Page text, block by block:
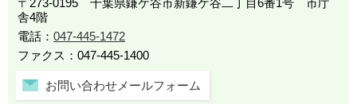
舎4階
電話： 047-445-1472
ファクス：047-445-1400
お問い合わせメールフォーム